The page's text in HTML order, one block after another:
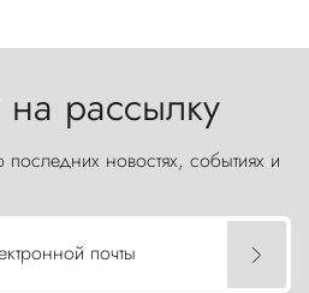
на рассылку
новостях, событиях и
почты